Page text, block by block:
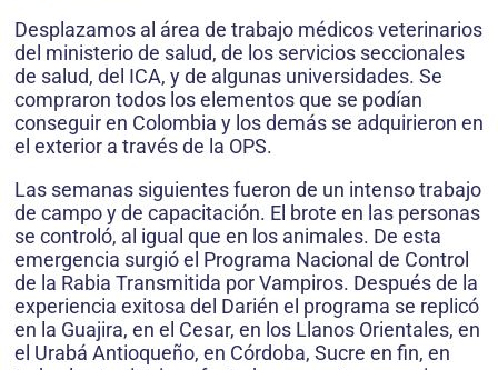
Desplazamos al área de trabajo médicos veterinarios
del ministerio de salud, de los servicios seccionales
de salud, del ICA, y de algunas universidades. Se
compraron todos los elementos que se podían
conseguir en Colombia y los demás se adquirieron en
el exterior a través de la OPS.
Las semanas siguientes fueron de un intenso trabajo
de campo y de capacitación. El brote en las personas
se controló, al igual que en los animales. De esta
emergencia surgió el Programa Nacional de Control
de la Rabia Transmitida por Vampiros. Después de la
experiencia exitosa del Darién el programa se replicó
en la Guajira, en el Cesar, en los Llanos Orientales, en
el Urabá Antioqueño, en Córdoba, Sucre en fin, en